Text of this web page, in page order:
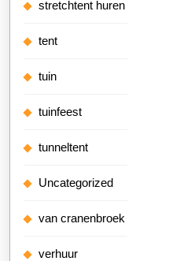
stretchtent huren
tent
tuin
tuinfeest
tunneltent
Uncategorized
van cranenbroek
verhuur